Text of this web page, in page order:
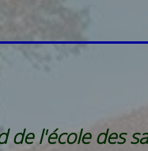
l'école des